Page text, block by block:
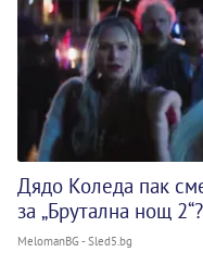
Дядо Коледа пак
за „Брутална нощ 2“?
MelomanBG - Sled5.bg